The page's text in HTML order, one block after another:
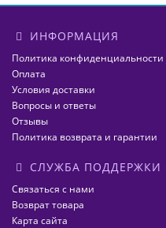
ИНФОРМАЦИЯ
Политика
Оплата
Условия доставки
Вопросы и ответы
Отзывы
Политика возврата и гарантии
СЛУЖБА ПОДДЕРЖКИ
Связаться с нами
Возврат товара
Карта сайта